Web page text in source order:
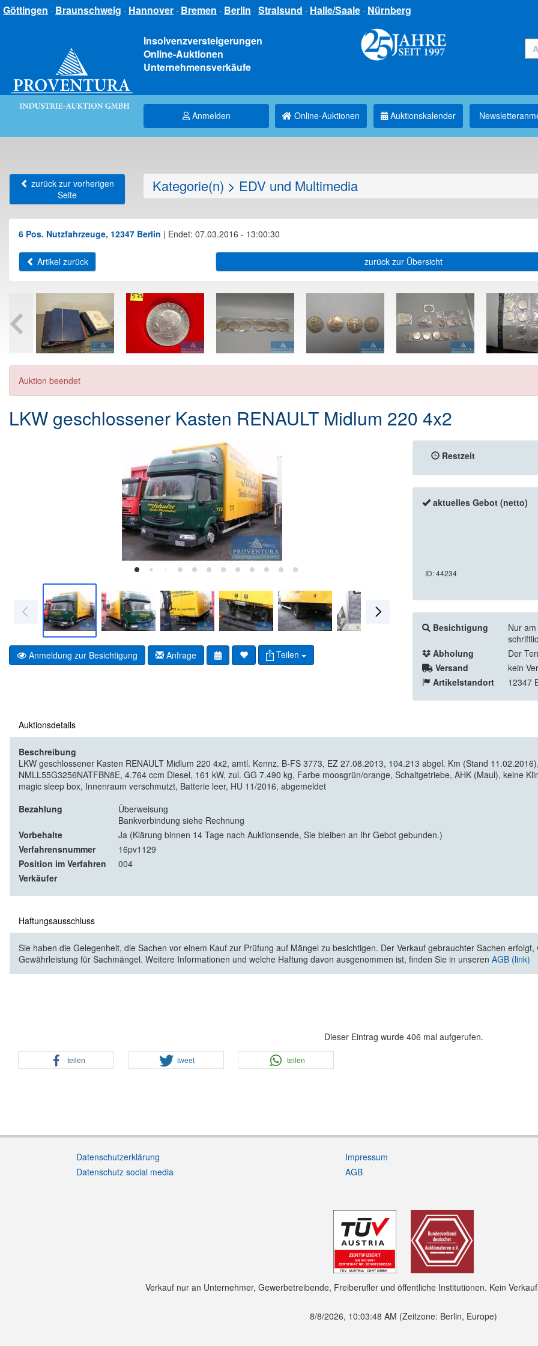
Göttingen · Braunschweig · Hannover · Bremen · Berlin · Stralsund · Halle/Saale · Nürnberg
Insolvenzversteigerungen
Online-Auktionen
Unternehmensverkäufe
Anmelden Online-Auktionen Auktionskalender
zurück zur vorherigen
Seite
Kategorie(n) > EDV und Multimedia
6 Pos. Nutzfahrzeuge, 12347 Berlin | Endet: 07.03.2016 - 13:00:30
Artikel zurück zurück zur Übersicht
Auktion beendet
LKW geschlossener Kasten RENAULT Midlum 220 4x2
Anmeldung zur Besichtigung Anfrage Teilen
Restzeit
aktuelles Gebot (netto)
ID: 44234
Besichtigung
Nur
Abholung
Der
Versand
kein
Artikelstandort
12347
Auktionsdetails
Beschreibung
LKW geschlossener Kasten RENAULT Midlum 220 4x2, amtl. Kennz. B-FS 3773, EZ 27.08.2013, 104.213 abgel. Km (Stand
NMLL55G3256NATFBN8E, 4.764 ccm Diesel, 161 kW, zul. GG 7.490 kg, Farbe moosgrün/orange, Schaltgetriebe, AHK (Maul), keine
magic sleep box, Innenraum verschmutzt, Batterie leer, HU 11/2016, abgemeldet
Bezahlung
Überweisung
Bankverbindung siehe Rechnung
Vorbehalte
Ja (Klärung binnen 14 Tage nach Auktionsende, Sie bleiben an Ihr Gebot gebunden.)
Verfahrensnummer
16pv1129
Position im Verfahren
004
Verkäufer
Haftungsausschluss
Sie haben die Gelegenheit, die Sachen vor einem Kauf zur Prüfung auf Mängel zu besichtigen. Der Verkauf gebrauchter Sachen
Gewährleistung für Sachmängel. Weitere Informationen und welche Haftung davon ausgenommen ist, finden Sie in unseren AGB (link)
Dieser Eintrag wurde 406 mal aufgerufen.
teilen tweet teilen
Datenschutzerklärung
Datenschutz social media
Impressum
AGB
Verkauf nur an Unternehmer, Gewerbetreibende, Freiberufler und öffentliche Institutionen. Kein
8/8/2026, 10:03:49 AM (Zeitzone: Berlin, Europe)